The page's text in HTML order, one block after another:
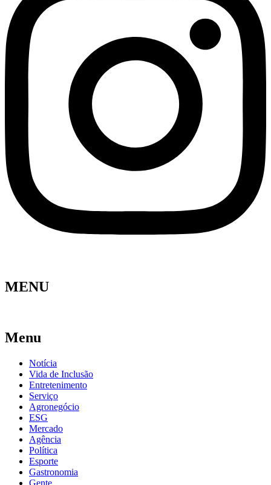
MENU
Menu
Notícia
Vida de Inclusão
Entretenimento
Serviço
Agronegócio
ESG
Mercado
Agência
Política
Esporte
Gastronomia